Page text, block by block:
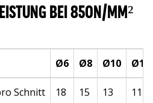
BEI 850N/MM²
Ø6 Ø8 Ø10 Ø12
Schnitt 18 15 13 11